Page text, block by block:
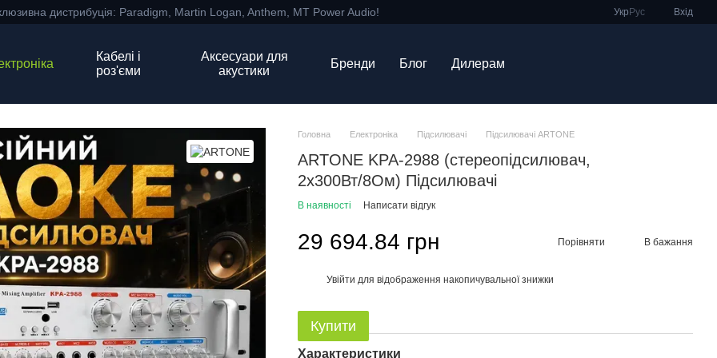
дистрибуція: Paradigm, Martin Logan, Anthem, MT Power Audio! Укр Рус Вхід
Кабелі і
роз'єми
Аксесуари для
акустики
Бренди Блог Дилерам
Головна Електроніка Підсилювачі Підсилювачі ARTONE
ARTONE KPA-2988 (стереопідсилювач,
2х300Вт/8Ом) Підсилювачі
В наявності Написати відгук
29 694.84 грн Порівняти В бажання
Увійти для відображення накопичувальної знижки
Купити
Характеристики